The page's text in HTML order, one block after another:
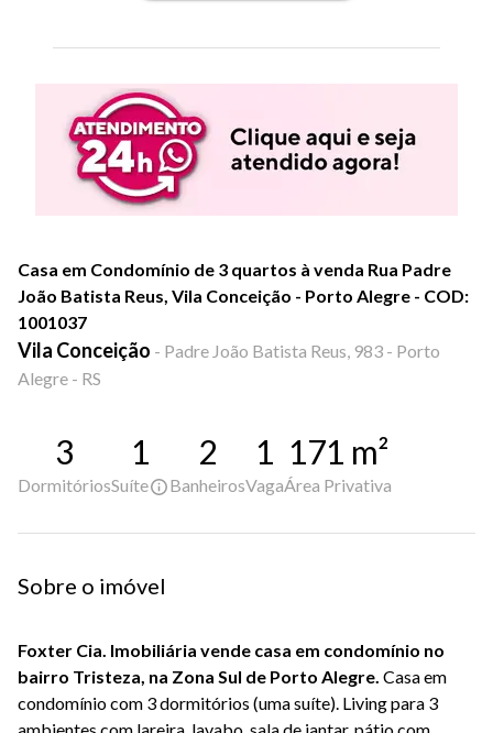
Casa em Condomínio de 3 quartos à venda Rua Padre
João Batista Reus, Vila Conceição - Porto Alegre - COD:
1001037
Vila Conceição - Padre João Batista Reus, 983 - Porto
Alegre - RS
3
Dormitórios
1
Suíte
2
Banheiros
1
Vaga
171 m²
Área Privativa
Sobre o imóvel
Foxter Cia. Imobiliária vende casa em condomínio no
bairro Tristeza, na Zona Sul de Porto Alegre. Casa em
condomínio com 3 dormitórios (uma suíte). Living para 3